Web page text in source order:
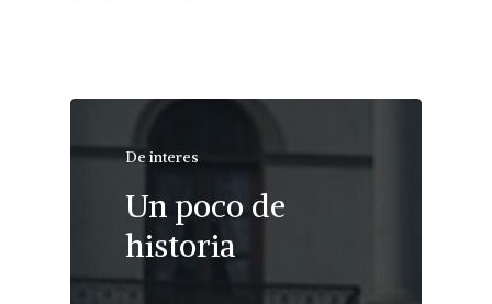
De interes
Un poco de
historia